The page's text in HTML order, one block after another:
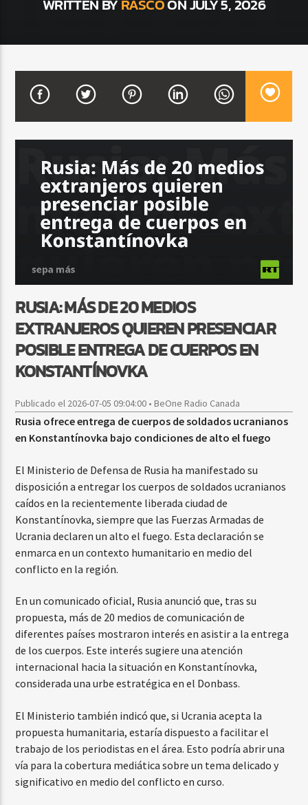
BALADAS Y VALLENATO
2:00 PM 5:00 PM
Beone Radio
WRITTEN BYRASCOON JULY 5, 2026
RUSIA: MÁS DE 20 MEDIOS
EXTRANJEROS QUIEREN PRESENCIAR
POSIBLE ENTREGA DE CUERPOS EN
KONSTANTÍNOVKA
Publicado el 2026-07-05 09:04:00 • BeOne Radio Canada
Rusia ofrece entrega de cuerpos de soldados ucranianos
en Konstantínovka bajo condiciones de alto el fuego
El Ministerio de Defensa de Rusia ha manifestado su
disposición a entregar los cuerpos de soldados ucranianos
caídos en la recientemente liberada ciudad de
Konstantínovka, siempre que las Fuerzas Armadas de
Ucrania declaren un alto el fuego. Esta declaración se
enmarca en un contexto humanitario en medio del
conflicto en la región.
En un comunicado oficial, Rusia anunció que, tras su
propuesta, más de 20 medios de comunicación de
diferentes países mostraron interés en asistir a la entrega
de los cuerpos. Este interés sugiere una atención
internacional hacia la situación en Konstantínovka,
considerada una urbe estratégica en el Donbass.
El Ministerio también indicó que, si Ucrania acepta la
propuesta humanitaria, estaría dispuesto a facilitar el
trabajo de los periodistas en el área. Esto podría abrir una
vía para la cobertura mediática sobre un tema delicado y
significativo en medio del conflicto en curso.